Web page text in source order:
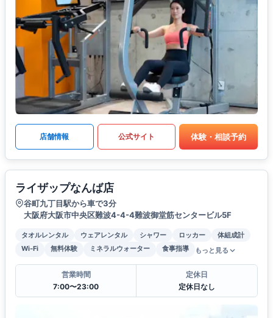
店舗情報 公式サイト 体験・相談予約
ライザップなんば店
谷町九丁目駅から車で3分
大阪府大阪市中央区難波4-4-4難波御堂筋センタービル5F
タオルレンタル ウェアレンタル シャワー ロッカー
体組成計
Wi-Fi
無料体験 ミネラルウォーター 食事指導 もっと見る
営業時間
7:00〜23:00
定休日
定休日なし